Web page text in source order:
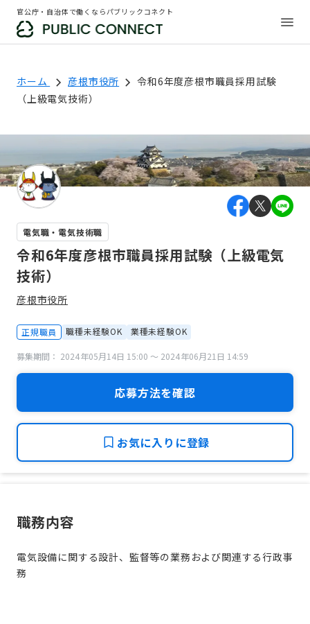
官公庁・自治体で働くならパブリックコネクト
ホーム 彦根市役所
令和6年度彦根市職員採用試験
（上級電気技術）
電気職・電気技術職
令和6年度彦根市職員採用試験（上級電気
技術）
彦根市役所
正規職員 職種未経験OK 業種未経験OK
募集期間： 2024年05月14日 15:00 〜 2024年06月21日 14:59
応募方法を確認
お気に入りに登録
職務内容
電気設備に関する設計、監督等の業務および関連する行政事
務